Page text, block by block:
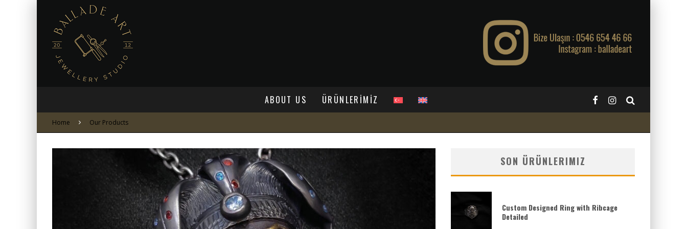
ABOUT US ÜRÜNLERİMİZ
Home Our Products
SON ÜRÜNLERIMIZ
Custom Designed Ring with Ribcage
Detailed